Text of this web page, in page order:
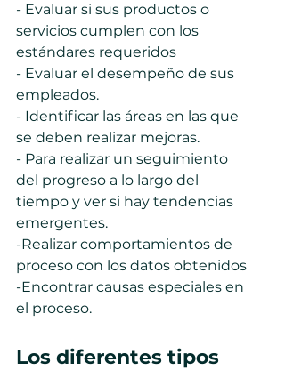
- Evaluar si sus productos o
servicios cumplen con los
estándares requeridos
- Evaluar el desempeño de sus
empleados.
- Identificar las áreas en las que
se deben realizar mejoras.
- Para realizar un seguimiento
del progreso a lo largo del
tiempo y ver si hay tendencias
emergentes.
-Realizar comportamientos de
proceso con los datos obtenidos
-Encontrar causas especiales en
el proceso.
Los diferentes tipos